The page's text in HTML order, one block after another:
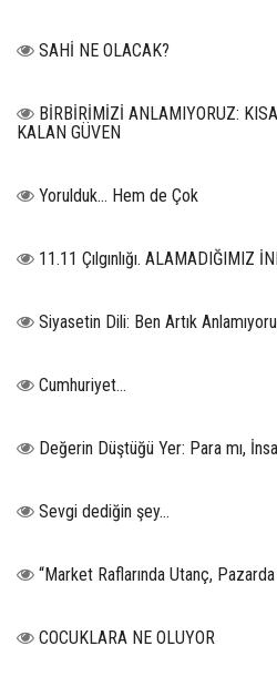
SAHİ NE OLACAK?
BİRBİRİMİZİ ANLAMIYORUZ:
KALAN GÜVEN
Yorulduk… Hem de Çok
11.11 Çılgınlığı. ALAMADIĞIMIZ
Siyasetin Dili: Ben Artık
Cumhuriyet…
Değerin Düştüğü Yer: Para mı,
Sevgi dediğin şey…
“Market Raflarında Utanç,
COCUKLARA NE OLUYOR